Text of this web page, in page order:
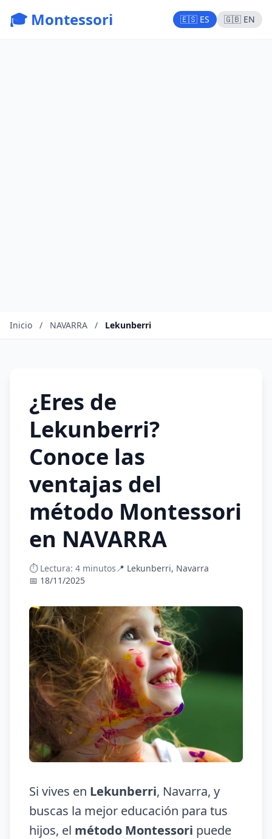
🎓 Montessori 🇪🇸 ES 🇬🇧 EN
Inicio / NAVARRA / Lekunberri
¿Eres de
Lekunberri?
Conoce las
ventajas del
método Montessori
en NAVARRA
⏱️ Lectura: 4 minutos📍 Lekunberri, Navarra
📅 18/11/2025
Si vives en Lekunberri, Navarra, y
buscas la mejor educación para tus
hijos, el método Montessori puede